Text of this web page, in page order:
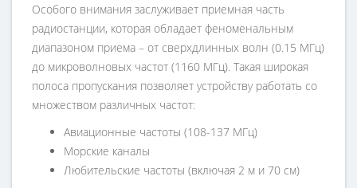
Особого внимания заслуживает приемная часть
радиостанции, которая обладает феноменальным
диапазоном приема – от сверхдлинных волн (0.15 МГц)
до микроволновых частот (1160 МГц). Такая широкая
полоса пропускания позволяет устройству работать со
множеством различных частот:
Авиационные частоты (108-137 МГц)
Морские каналы
Любительские частоты (включая 2 м и 70 см)